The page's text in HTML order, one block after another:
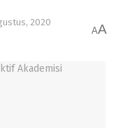
2020
AA